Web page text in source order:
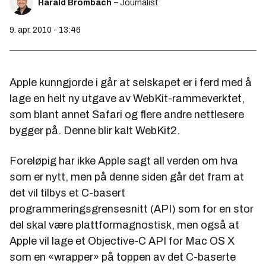
Harald Brombach – Journalist
9. apr. 2010 - 13:46
Apple kunngjorde i går at selskapet er i ferd med å
lage en helt ny utgave av WebKit-rammeverktet,
som blant annet Safari og flere andre nettlesere
bygger på. Denne blir kalt WebKit2.
Foreløpig har ikke Apple sagt all verden om hva
som er nytt, men på denne siden går det fram at
det vil tilbys et C-basert
programmeringsgrensesnitt (API) som for en stor
del skal være plattformagnostisk, men også at
Apple vil lage et Objective-C API for Mac OS X
som en «wrapper» på toppen av det C-baserte